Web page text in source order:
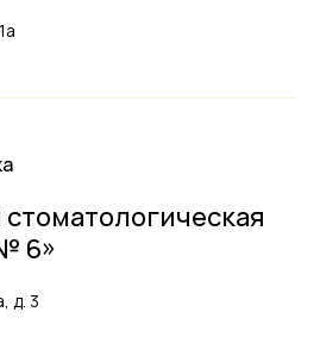
6»
д. 3